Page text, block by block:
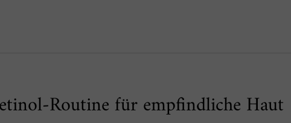
Routine für empfindliche Haut